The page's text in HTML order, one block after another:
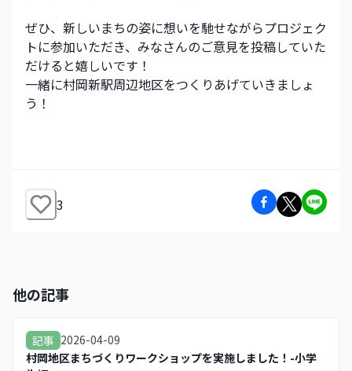
ぜひ、新しいまちの姿に想いを馳せながらプロジェク
トに参加いただき、みなさんのご意見を投稿していた
だけると嬉しいです！
一緒に村岡新駅周辺地区をつくりあげていきましょ
う！
3
他の記事
記事 2026-04-09
村岡地区まちづくりワークショップを実施しました！-小学